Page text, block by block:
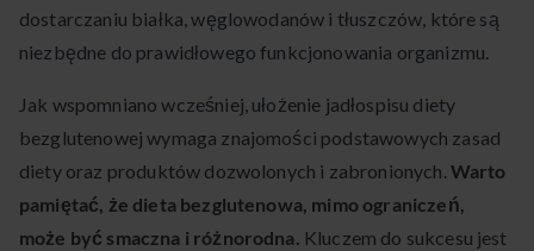
dostarczaniu białka, węglowodanów i tłuszczów, które są
niezbędne do prawidłowego funkcjonowania organizmu.
Jak wspomniano wcześniej, ułożenie jadłospisu diety
bezglutenowej wymaga znajomości podstawowych zasad
diety oraz produktów dozwolonych i zabronionych. Warto
pamiętać, że dieta bezglutenowa, mimo ograniczeń,
może być smaczna i różnorodna. Kluczem do sukcesu jest